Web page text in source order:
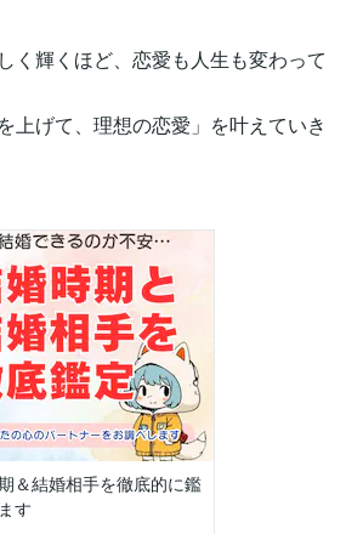
く輝くほど、恋愛も人生も変わって
上げて、理想の恋愛」を叶えていき
＆結婚相手を徹底的に鑑
す